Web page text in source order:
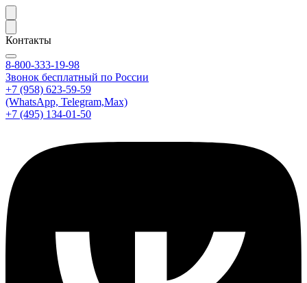
Контакты
8-800-333-19-98
Звонок бесплатный по России
+7 (958) 623-59-59
(WhatsApp, Telegram,Max)
+7 (495) 134-01-50